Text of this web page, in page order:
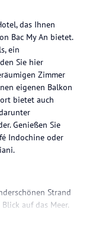
das Ihnen
Bac My An bietet.
ein
Sie hier
Zimmer
eigenen Balkon
bietet auch
Genießen Sie
Indochine oder
Strand
auf das Meer.
Huế, die etwa 2